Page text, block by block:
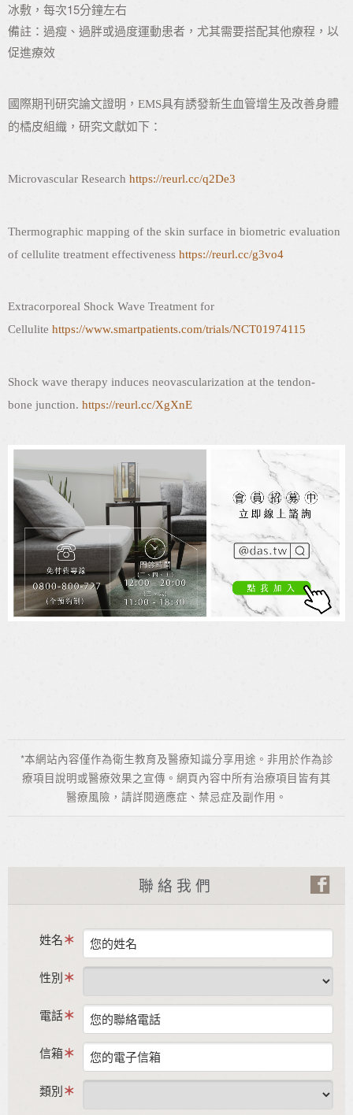
冰敷，每次15分鐘左右
備註：過瘦、過胖或過度運動患者，尤其需要搭配其他療程，以
促進療效
國際期刊研究論文證明，EMS具有誘發新生血管增生及改善身體
的橘皮組織，研究文獻如下：
Microvascular Research https://reurl.cc/q2De3
Thermographic mapping of the skin surface in biometric evaluation
of cellulite treatment effectiveness https://reurl.cc/g3vo4
Extracorporeal Shock Wave Treatment for
Cellulite https://www.smartpatients.com/trials/NCT01974115
Shock wave therapy induces neovascularization at the tendon-
bone junction. https://reurl.cc/XgXnE
*本網站內容僅作為衛生教育及醫療知識分享用途。非用於作為診
療項目說明或醫療效果之宣傳。網頁內容中所有治療項目皆有其
醫療風險，請詳閱適應症、禁忌症及副作用。
聯絡我們
姓名
性別
電話
信箱
類別